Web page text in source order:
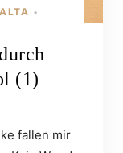
•
(1)
fallen mir